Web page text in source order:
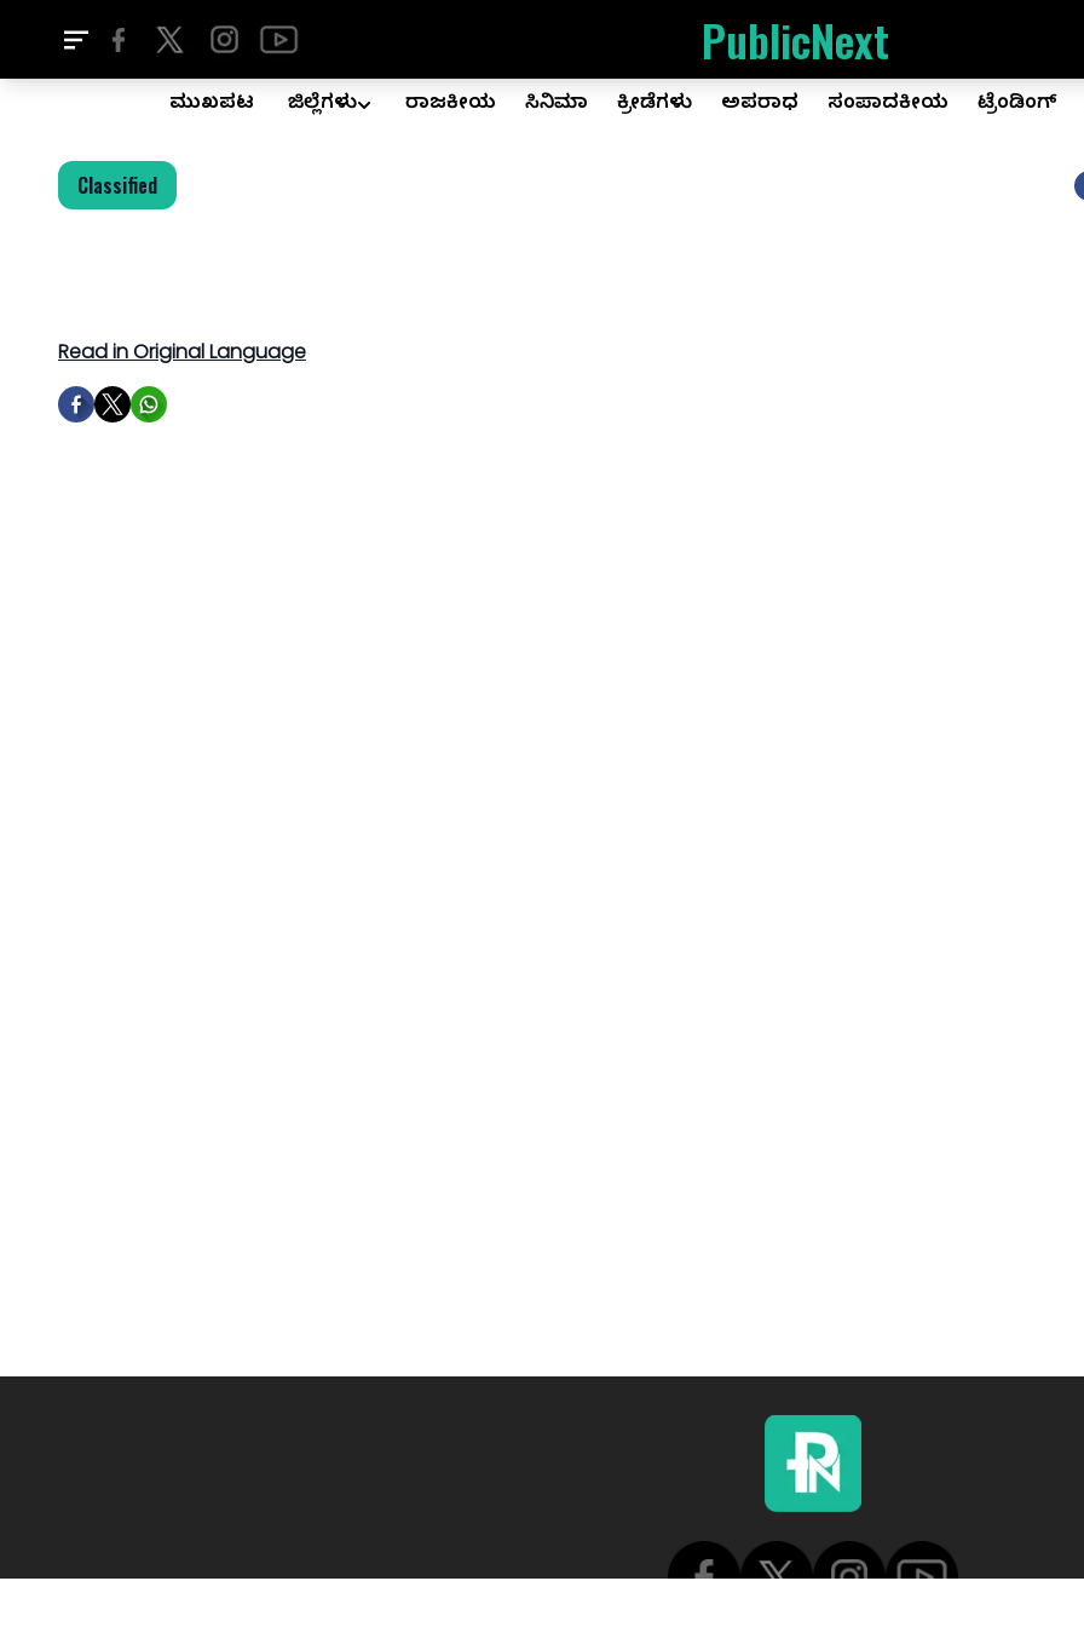
PublicNext
ಮುಖಪುಟ ಜಿಲ್ಲೆಗಳು ರಾಜಕೀಯ ಸಿನಿಮಾ ಕ್ರೀಡೆಗಳು ಅಪರಾಧ ಸಂಪಾದಕೀಯ ಟ್ರೆಂಡಿಂಗ್
Classified
Read in Original Language